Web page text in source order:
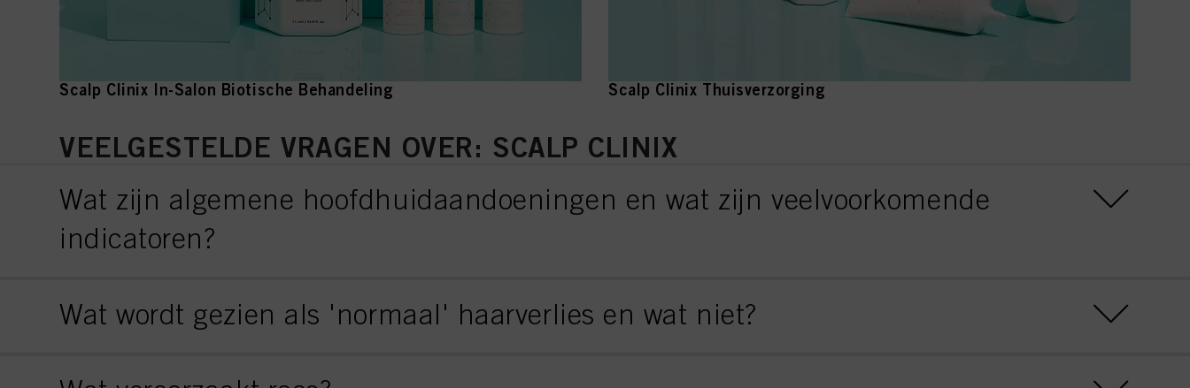
Scalp Clinix In-Salon Biotische Behandeling Scalp Clinix Thuisverzorging
VEELGESTELDE VRAGEN OVER: SCALP CLINIX
Wat zijn algemene hoofdhuidaandoeningen en wat zijn veelvoorkomende
indicatoren?
Wat wordt gezien als 'normaal' haarverlies en wat niet?